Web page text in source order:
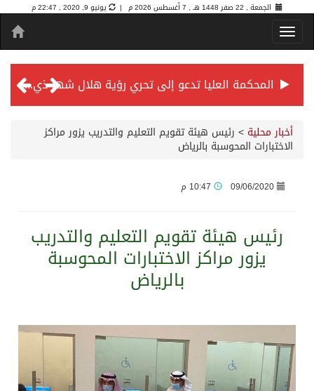
الجمعة , 22 صفر 1448 هـ , 7 أغسطس 2026 م | يونيو 9, 2020 , 22:47 م
المحكمة العليا تدعو إلى تحري رؤية هلال شهر ذي الحجة مساء يوم الأحد الثلاثين من شهر ذي القعدة -حسب تقويم أم القرى- التاسع والعشرين حسب قرار المحكمة العليا
سمو ولي العهد يرأس جلسة مجلس الوزراء في جدة
سراة عبيدة ضمن المراكز الأفضل إعلاميا في أجاويد عسير والثاني في مسار الثقافة والتراث
وزارة الحج والعمرة تعلن بدء وصول ضيوف الرحمن إلى المملكة لأداء فريضة الحج
أخبار محلية > ‏رئيس هيئة تقويم التعليم والتدريب يزور مراكز
الاختبارات المحوسبة بالرياض
09/06/2020
‏رئيس هيئة تقويم التعليم والتدريب
يزور مراكز الاختبارات المحوسبة
بالرياض